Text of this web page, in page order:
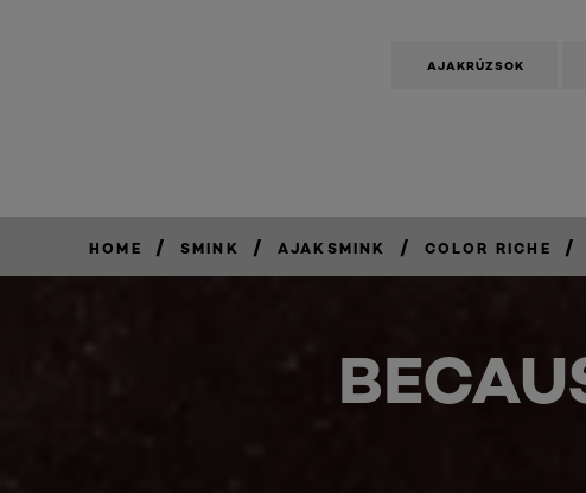
AJAKRÚZSOK
HOME / SMINK / AJAKSMINK / COLOR RICHE /